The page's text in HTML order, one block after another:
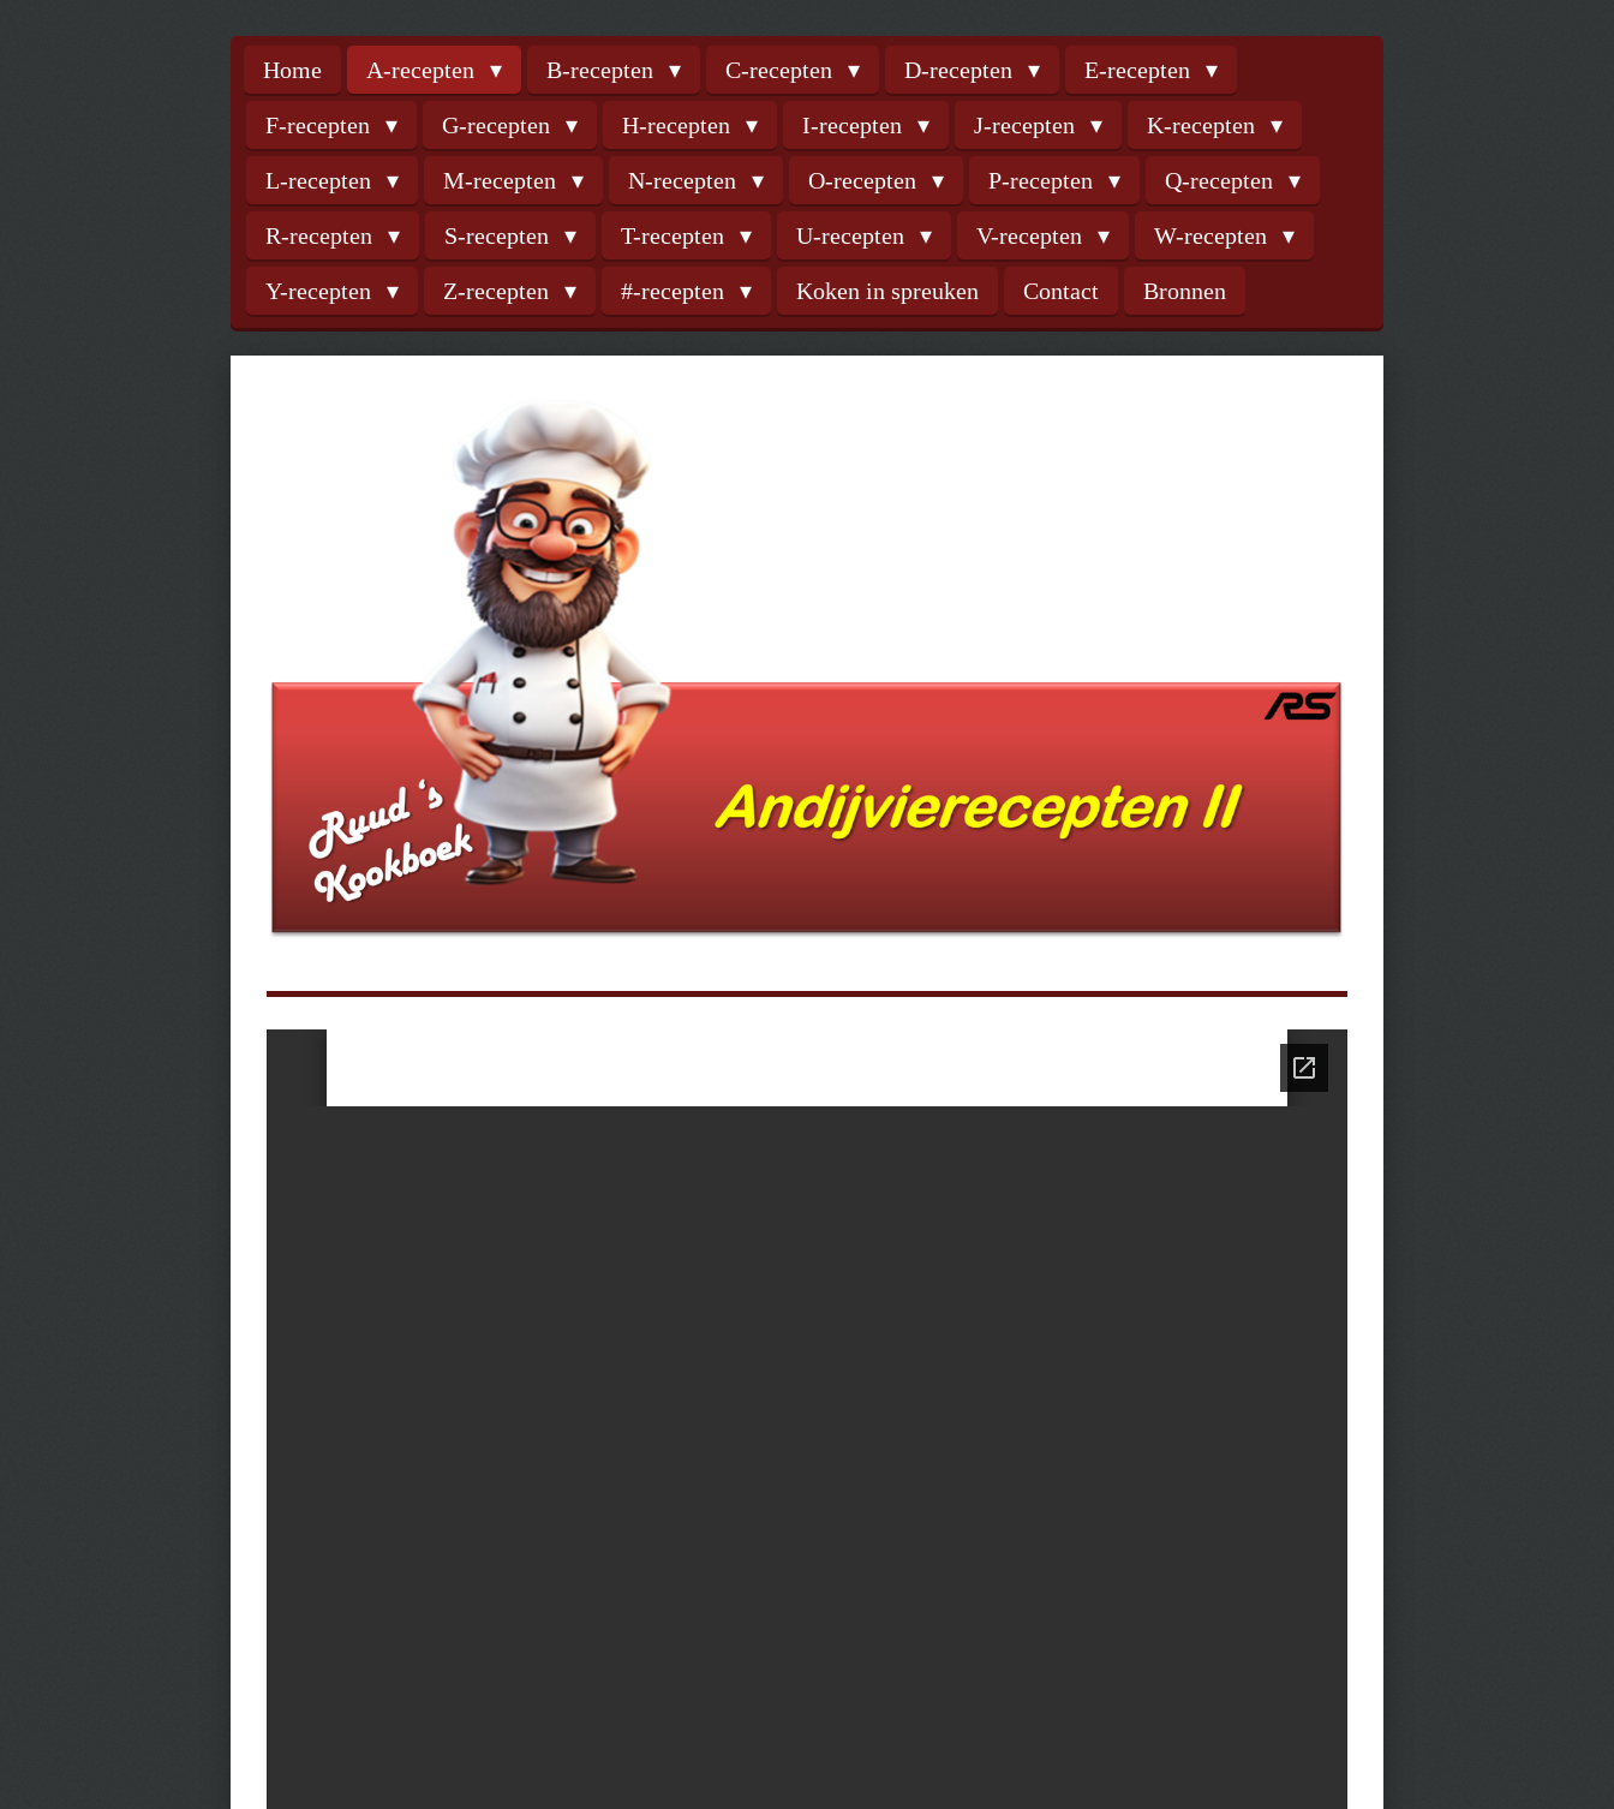
Home A-recepten B-recepten C-recepten D-recepten E-recepten
F-recepten G-recepten H-recepten I-recepten J-recepten K-recepten
L-recepten M-recepten N-recepten O-recepten P-recepten Q-recepten
R-recepten S-recepten T-recepten U-recepten V-recepten W-recepten
Y-recepten Z-recepten #-recepten Koken in spreuken Contact Bronnen